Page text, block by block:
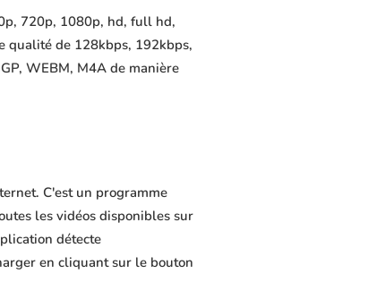
720p, 1080p, hd, full hd,
qualité de 128kbps, 192kbps,
WEBM, M4A de manière
C'est un programme
les vidéos disponibles sur
détecte
en cliquant sur le bouton